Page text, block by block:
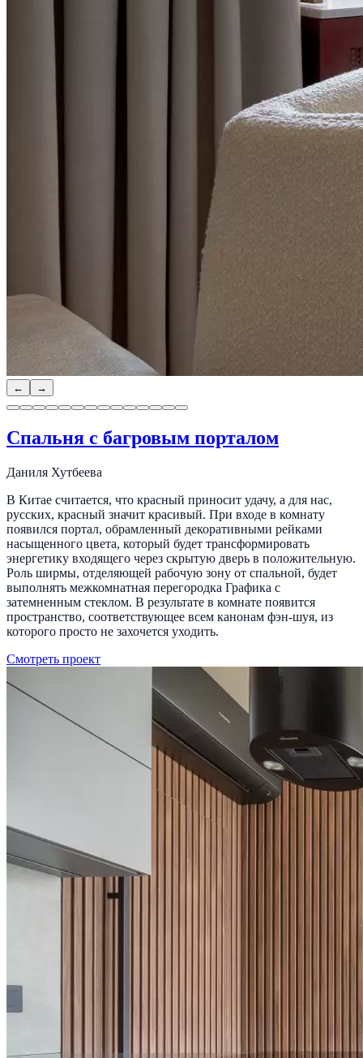
← →
Спальня с багровым порталом
Даниля Хутбеева
В Китае считается, что красный приносит удачу, а для нас,
русских, красный значит красивый. При входе в комнату
появился портал, обрамленный декоративными рейками
насыщенного цвета, который будет трансформировать
энергетику входящего через скрытую дверь в положительную.
Роль ширмы, отделяющей рабочую зону от спальной, будет
выполнять межкомнатная перегородка Графика с
затемненным стеклом. В результате в комнате появится
пространство, соответствующее всем канонам фэн-шуя, из
которого просто не захочется уходить.
Смотреть проект